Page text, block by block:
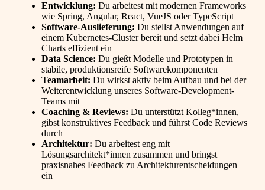
Entwicklung: Du arbeitest mit modernen Frameworks
wie Spring, Angular, React, VueJS oder TypeScript
Software-Auslieferung: Du stellst Anwendungen auf
einem Kubernetes-Cluster bereit und setzt dabei Helm
Charts effizient ein
Data Science: Du gießt Modelle und Prototypen in
stabile, produktionsreife Softwarekomponenten
Teamarbeit: Du wirkst aktiv beim Aufbau und bei der
Weiterentwicklung unseres Software-Development-
Teams mit
Coaching & Reviews: Du unterstützt Kolleg*innen,
gibst konstruktives Feedback und führst Code Reviews
durch
Architektur: Du arbeitest eng mit
Lösungsarchitekt*innen zusammen und bringst
praxisnahes Feedback zu Architekturentscheidungen
ein